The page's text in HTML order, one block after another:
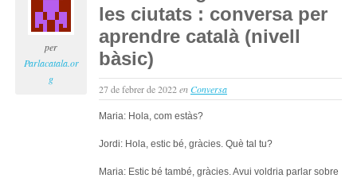
per
Parlacatala.or
g
les ciutats : conversa per
aprendre català (nivell
bàsic)
27 de febrer de 2022enConversa
Maria: Hola, com estàs?
Jordi: Hola, estic bé, gràcies. Què tal tu?
Maria: Estic bé també, gràcies. Avui voldria parlar sobre